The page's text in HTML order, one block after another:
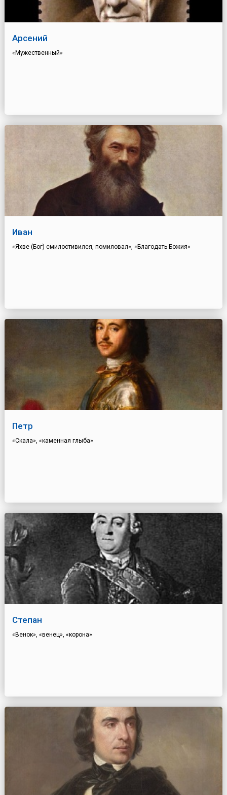
Арсений
«Мужественный»
Иван
«Яхве (Бог) смилостивился, помиловал», «Благодать Божия»
Петр
«Скала», «каменная глыба»
Степан
«Венок», «венец», «корона»